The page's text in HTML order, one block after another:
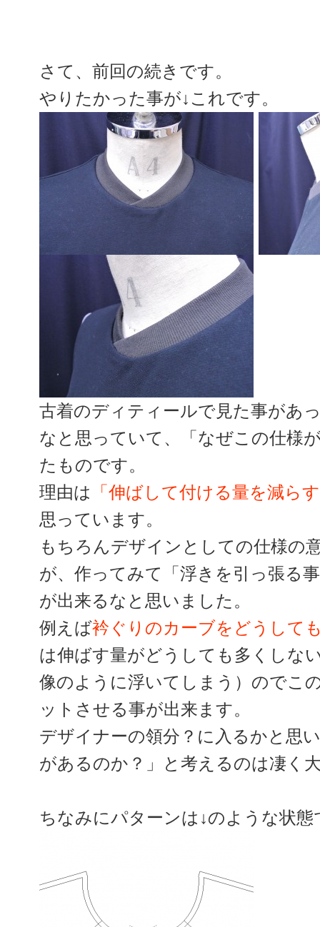
さて、前回の続きです。
やりたかった事が↓これです。
古着のディティールで見た事があ
なと思っていて、「なぜこの仕様
たものです。
理由は
「伸ばして付ける量を減ら
思っています。
もちろんデザインとしての仕様の
が、作ってみて「浮きを引っ張る
が出来るなと思いました。
例えば衿ぐりのカーブをどうして
は伸ばす量がどうしても多くしな
像のように浮いてしまう）のでこ
ットさせる事が出来ます。
デザイナーの領分？に入るかと思
があるのか？」と考えるのは凄く
ちなみにパターンは↓のような状態